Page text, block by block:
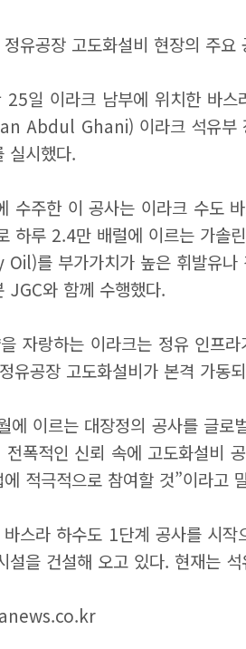
유공장 고도화설비 현장의 주
25일 이라크 남부에 위치한
Abdul Ghani) 이라크 석유부
실시했다.
수주한 이 공사는 이라크 수도
하루 2.4만 배럴에 이르는 가솔
를 부가가치가 높은 휘발유나
JGC와 함께 수행했다.
자랑하는 이라크는 정유 인프
유공장 고도화설비가 본격 가동
에 이르는 대장정의 공사를 글
전폭적인 신뢰 속에 고도화설비
적극적으로 참여할 것”이라고
스라 하수도 1단계 공사를 시
설을 건설해 오고 있다. 현재는